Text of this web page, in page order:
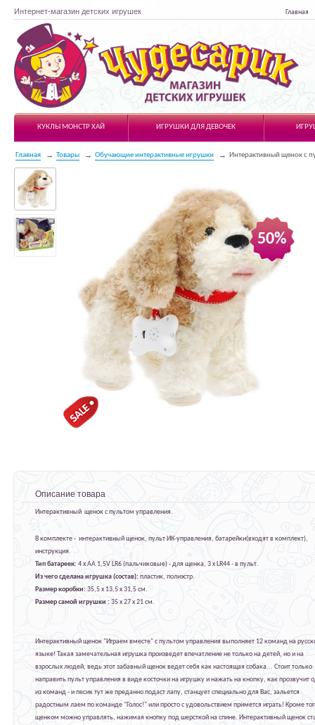
Интернет-магазин детских игрушек Главная
Чудесарик
КУКЛЫ МОНСТР ХАЙ
ИГРУШКИ ДЛЯ ДЕВОЧЕК
Главная Товары Обучающие интерактивные игрушки Интерактивный щенок с
50%
Описание товара
Интерактивный щенок с пультом управления.
В комплекте - интерактивный щенок, пульт ИК-управления, батарейки(входят в комплект),
инструкция.
Тип батареек: 4 х AA 1,5V LR6 (пальчиковые) - для щенка, 3 х LR44 - в пульт.
Из чего сделана игрушка (состав): пластик, полиэстр.
Размер коробки: 35,5 х 13,5 х 31,5 см.
Размер самой игрушки : 35 x 27 x 21 см.
Интерактивный щенок "Играем вместе" с пультом управления выполняет 12 команд на
языке! Такая замечательная игрушка произведет впечатление не только на детей, но и на
взрослых людей, ведь этот забавный щенок ведет себя как настоящая собака... Стоит только
направить пульт управления в виде косточки на игрушку и нажать на кнопку, как прозвучит
из команд - и песик тут же преданно подаст лапу, станцует специально для Вас, зальется
радостным лаем по команде "Голос!" или просто с удовольствием примется играть! Кроме
щенком можно управлять, нажимая кнопку под шерсткой на спине. Интерактивный щенок